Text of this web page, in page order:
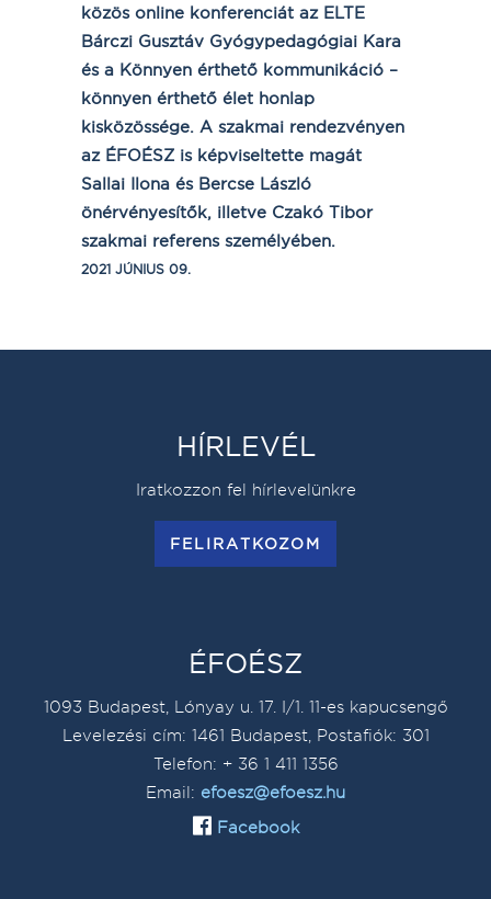
közös online konferenciát az ELTE
Bárczi Gusztáv Gyógypedagógiai Kara
és a Könnyen érthető kommunikáció –
könnyen érthető élet honlap
kisközössége. A szakmai rendezvényen
az ÉFOÉSZ is képviseltette magát
Sallai Ilona és Bercse László
önérvényesítők, illetve Czakó Tibor
szakmai referens személyében.
2021 JÚNIUS 09.
HÍRLEVÉL
Iratkozzon fel hírlevelünkre
FELIRATKOZOM
ÉFOÉSZ
1093 Budapest, Lónyay u. 17. I/1. 11-es kapucsengő
Levelezési cím: 1461 Budapest, Postafiók: 301
Telefon: + 36 1 411 1356
Email: efoesz@efoesz.hu
Facebook